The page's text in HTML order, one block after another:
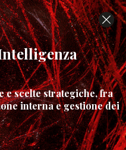
e scelte strategiche, fra
interna e gestione dei